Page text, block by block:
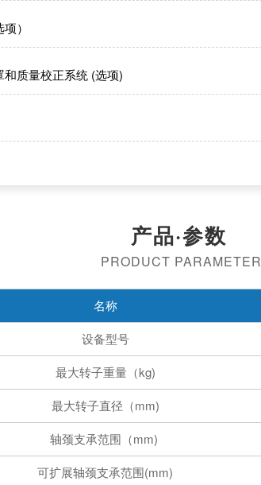
）
质量校正系统 (选项)
产品·参数
PRODUCT PARAMETER
名称
设备型号
最大转子重量（kg)
最大转子直径（mm)
轴颈支承范围（mm)
可扩展轴颈支承范围(mm)